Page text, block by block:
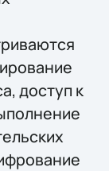
доступ к